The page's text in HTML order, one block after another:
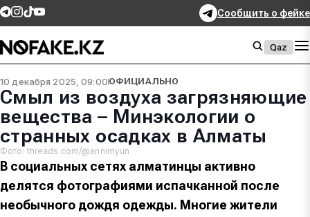
Сообщить о фейке
Qaz
10 декабря 2025, 09:00ОФИЦИАЛЬНО
Смыл из воздуха загрязняющие
вещества – Минэкологии о
странных осадках в Алматы
Фото: threads.com/@annimyun
В социальных сетях алматинцы активно
делятся фотографиями испачканной после
необычного дождя одежды. Многие жители